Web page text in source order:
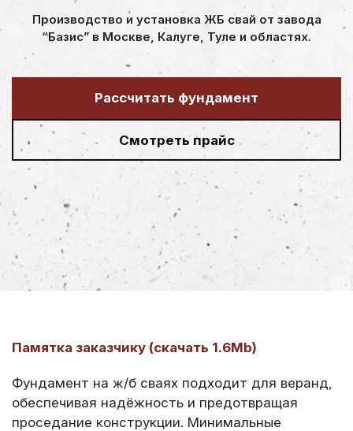
Производство и установка ЖБ свай от завода
“Базис” в Москве, Калуге, Туле и областях.
Рассчитать фундамент
Смотреть прайс
Памятка заказчику (скачать 1.6Mb)
Фундамент на ж/б сваях подходит для веранд,
обеспечивая надёжность и предотвращая
проседание конструкции. Минимальные